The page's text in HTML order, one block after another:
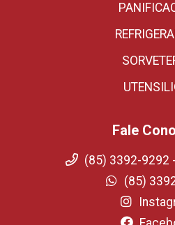
Fale
(85) 3392-9292
(85)